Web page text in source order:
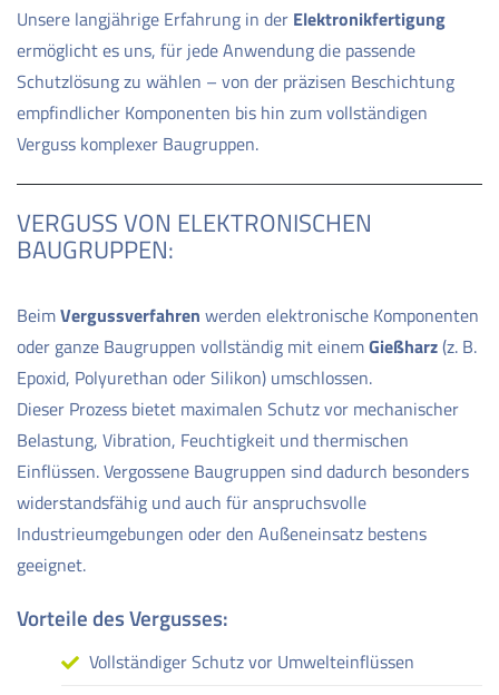
Unsere langjährige Erfahrung in der Elektronikfertigung
ermöglicht es uns, für jede Anwendung die passende
Schutzlösung zu wählen – von der präzisen Beschichtung
empfindlicher Komponenten bis hin zum vollständigen
Verguss komplexer Baugruppen.
VERGUSS VON ELEKTRONISCHEN
BAUGRUPPEN:
BeimVergussverfahren werden elektronische Komponenten
oder ganze Baugruppen vollständig mit einemGießharz(z. B.
Epoxid, Polyurethan oder Silikon) umschlossen.
Dieser Prozess bietet maximalen Schutz vor mechanischer
Belastung, Vibration, Feuchtigkeit und thermischen
Einflüssen. Vergossene Baugruppen sind dadurch besonders
widerstandsfähig und auch für anspruchsvolle
Industrieumgebungen oder den Außeneinsatz bestens
geeignet.
Vorteile des Vergusses:
Vollständiger Schutz vor Umwelteinflüssen